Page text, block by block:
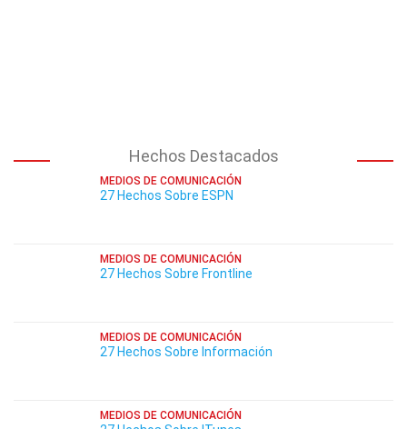
Hechos Destacados
MEDIOS DE COMUNICACIÓN
27 Hechos Sobre ESPN
MEDIOS DE COMUNICACIÓN
27 Hechos Sobre Frontline
MEDIOS DE COMUNICACIÓN
27 Hechos Sobre Información
MEDIOS DE COMUNICACIÓN